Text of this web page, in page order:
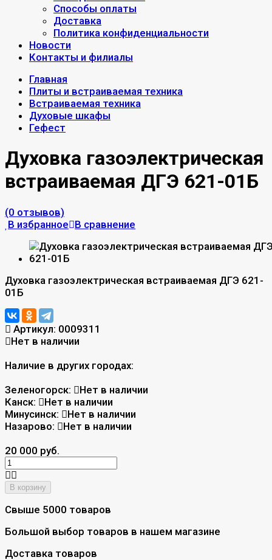
Способы оплаты
Доставка
Политика конфиденциальности
Новости
Контакты и филиалы
Главная
Плиты и встраиваемая техника
Встраиваемая техника
Духовые шкафы
Гефест
Духовка газоэлектрическая
встраиваемая ДГЭ 621-01Б
(0 отзывов)
В избранное В сравнение
Духовка газоэлектрическая встраиваемая ДГЭ 621-
01Б
Артикул: 0009311
Нет в наличии
Наличие в других городах:
Зеленогорск:
Нет в наличии
Канск:
Нет в наличии
Минусинск:
Нет в наличии
Назарово:
Нет в наличии
20 000 руб.
В корзину
Свыше 5000 товаров
Большой выбор товаров в нашем магазине
Доставка товаров